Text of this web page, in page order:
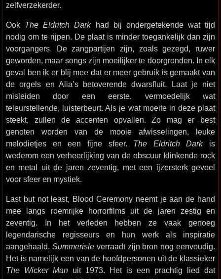
zelfverzekerder.
Ook The Eldritch Darkhad bij ondergetekende wat tijd
nodig om te rijpen. De plaat is minder toegankelijk dan zijn
voorgangers. De zangpartijen zijn, zoals gezegd, ruwer
geworden, maar songs zijn moeilijker te doorgronden. In elk
geval ben ik er blij mee dat er meer gebruik is gemaakt van
de orgels en Alia’s betoverende dwarsfluit. Laat je niet
misleiden door een eerste, vermoedelijk wat
teleurstellende, luisterbeurt. Als je wat moeite in deze plaat
steekt, zullen de accenten opvallen. Zo mag er best
genoten worden van de mooie afwisselingen, leuke
melodietjes en een fijne sfeer. The Eldritch Darkis
wederom een verheerlijking van de obscuur klinkende rock
en metal uit de jaren zeventig, met een ijzersterk gevoel
voor sfeer en mystiek.
Last but not least, Blood Ceremony neemt je aan de hand
mee langs roemrijke horrorfilms uit de jaren zestig en
zeventig. In het verleden hebben ze vaak genoeg
legendarische regisseurs en hun werk als inspiratie
aangehaald. Summerisleverraadt zijn bron nog eenvoudig.
Het is namelijk een van de hoofdpersonen uit de klassieker
The Wicker Man uit 1973. Het is een prachtig lied dat